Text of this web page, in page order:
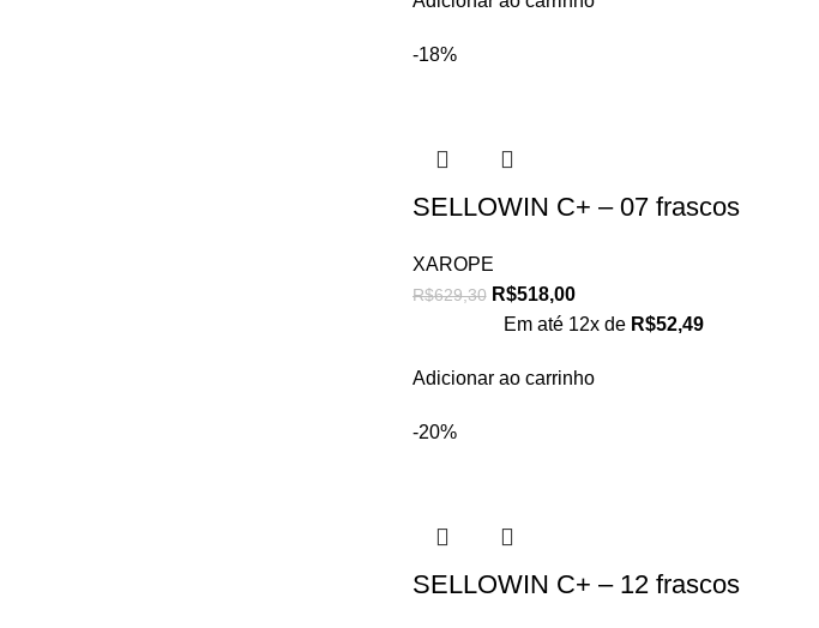
-18%
SELLOWIN C+ – 07 frascos
XAROPE
R$629,30 R$518,00
Em até 12x de R$52,49
Adicionar ao carrinho
-20%
SELLOWIN C+ – 12 frascos